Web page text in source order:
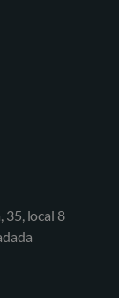
35, local 8